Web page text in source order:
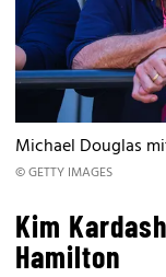
Michael Douglas
© GETTY IMAGES
Kim
Hamilton